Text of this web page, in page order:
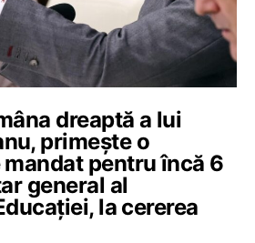
dreaptă a lui
primește o
pentru încă 6
general al
la cererea